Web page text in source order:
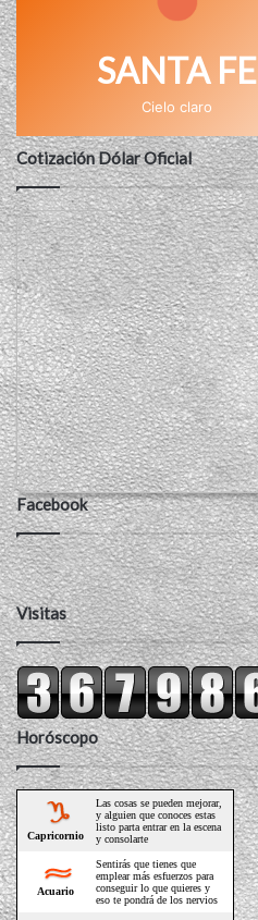
SANTA FE
Cielo claro
Cotización Dólar Oficial
Facebook
Visitas
Horóscopo